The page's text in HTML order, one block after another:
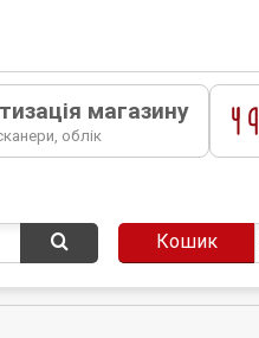
магазину
облік
Кошик